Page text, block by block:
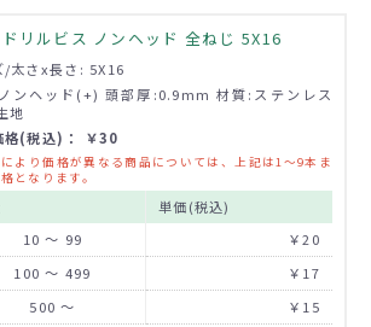
リルビス ノンヘッド 全ねじ 5X16
/太さx長さ: 5X16
ンヘッド(+) 頭部厚:0.9mm 材質:ステンレス
地
格(税込)： ￥30
より価格が異なる商品については、上記は1～9本ま
となります。
単価(税込)
10 ～ 99
￥20
100 ～ 499
￥17
500 ～
￥15